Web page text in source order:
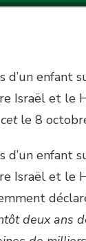
d’un enfant
Israël et le
le 8
d’un enfant
Israël et le
deux ans